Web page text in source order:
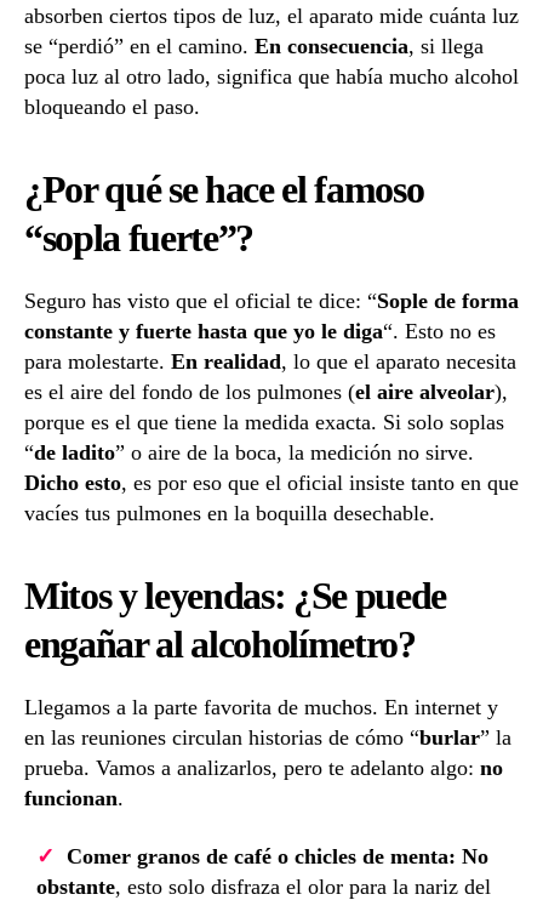
absorben ciertos tipos de luz, el aparato mide cuánta luz
se “perdió” en el camino. En consecuencia, si llega
poca luz al otro lado, significa que había mucho alcohol
bloqueando el paso.
¿Por qué se hace el famoso
“sopla fuerte”?
Seguro has visto que el oficial te dice: “Sople de forma
constante y fuerte hasta que yo le diga“. Esto no es
para molestarte. En realidad, lo que el aparato necesita
es el aire del fondo de los pulmones (el aire alveolar),
porque es el que tiene la medida exacta. Si solo soplas
“de ladito” o aire de la boca, la medición no sirve.
Dicho esto, es por eso que el oficial insiste tanto en que
vacíes tus pulmones en la boquilla desechable.
Mitos y leyendas: ¿Se puede
engañar al alcoholímetro?
Llegamos a la parte favorita de muchos. En internet y
en las reuniones circulan historias de cómo “burlar” la
prueba. Vamos a analizarlos, pero te adelanto algo: no
funcionan.
Comer granos de café o chicles de menta: No
obstante, esto solo disfraza el olor para la nariz del